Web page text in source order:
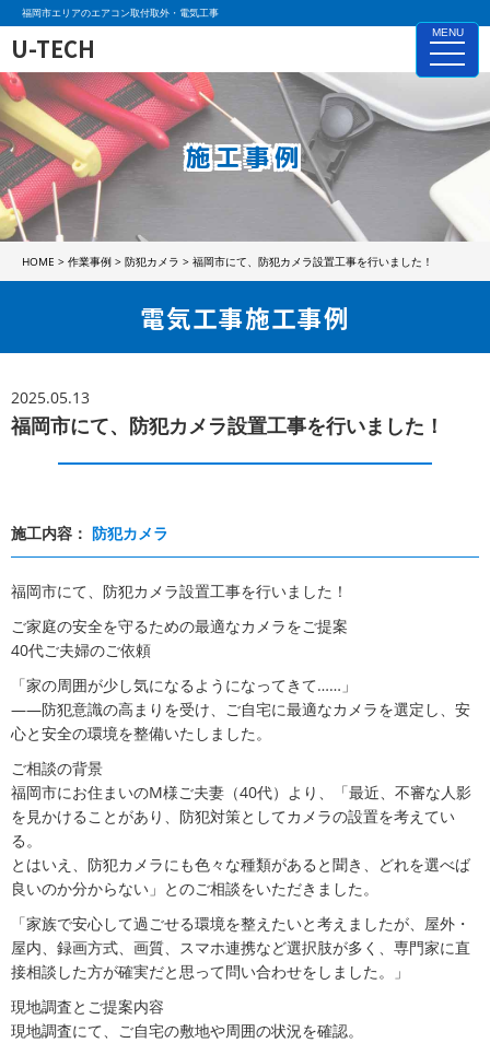
MENU
toggle
福岡市エリアのエアコン取付取外・電気工事
U-TECH
施工事例
HOME > 作業事例 > 防犯カメラ > 福岡市にて、防犯カメラ設置工事を行いました！
電気工事施工事例
2025.05.13
福岡市にて、防犯カメラ設置工事を行いました！
施工内容： 防犯カメラ
福岡市にて、防犯カメラ設置工事を行いました！
ご家庭の安全を守るための最適なカメラをご提案
40代ご夫婦のご依頼
「家の周囲が少し気になるようになってきて……」
——防犯意識の高まりを受け、ご自宅に最適なカメラを選定し、安
心と安全の環境を整備いたしました。
ご相談の背景
福岡市にお住まいのM様ご夫妻（40代）より、「最近、不審な人影
を見かけることがあり、防犯対策としてカメラの設置を考えてい
る。
とはいえ、防犯カメラにも色々な種類があると聞き、どれを選べば
良いのか分からない」とのご相談をいただきました。
「家族で安心して過ごせる環境を整えたいと考えましたが、屋外・
屋内、録画方式、画質、スマホ連携など選択肢が多く、専門家に直
接相談した方が確実だと思って問い合わせをしました。」
現地調査とご提案内容
現地調査にて、ご自宅の敷地や周囲の状況を確認。